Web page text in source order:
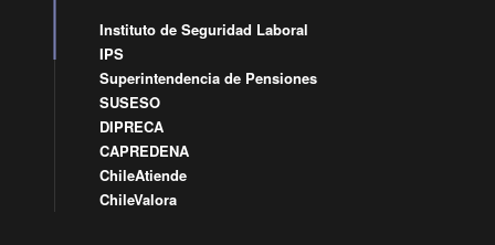
Instituto de Seguridad Laboral
IPS
Superintendencia de Pensiones
SUSESO
DIPRECA
CAPREDENA
ChileAtiende
ChileValora